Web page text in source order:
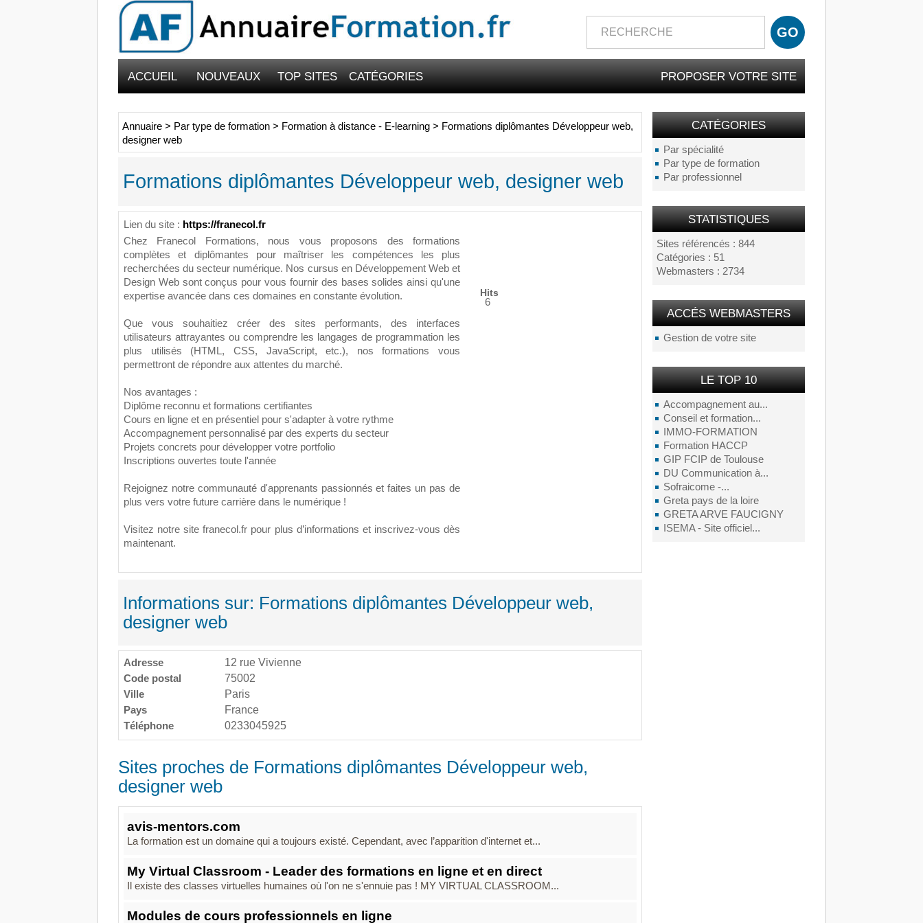
ACCUEIL NOUVEAUX TOP SITES CATÉGORIES PROPOSER VOTRE SITE
CATÉGORIES
Par spécialité
Par type de formation
Par professionnel
STATISTIQUES
Sites référencés : 844
Catégories : 51
Webmasters : 2734
ACCÉS WEBMASTERS
Gestion de votre site
LE TOP 10
Accompagnement au...
Conseil et formation...
IMMO-FORMATION
Formation HACCP
GIP FCIP de Toulouse
DU Communication à...
Sofraicome -...
Greta pays de la loire
GRETA ARVE FAUCIGNY
ISEMA - Site officiel...
Annuaire > Par type de formation > Formation à distance - E-learning > Formations diplômantes Développeur web,
designer web
Formations diplômantes Développeur web, designer web
Lien du site : https://franecol.fr
Chez Franecol Formations, nous vous proposons des formations
complètes et diplômantes pour maîtriser les compétences les plus
recherchées du secteur numérique. Nos cursus en Développement Web et
Design Web sont conçus pour vous fournir des bases solides ainsi qu'une
expertise avancée dans ces domaines en constante évolution.
Que vous souhaitiez créer des sites performants, des interfaces
utilisateurs attrayantes ou comprendre les langages de programmation les
plus utilisés (HTML, CSS, JavaScript, etc.), nos formations vous
permettront de répondre aux attentes du marché.
Nos avantages :
Diplôme reconnu et formations certifiantes
Cours en ligne et en présentiel pour s'adapter à votre rythme
Accompagnement personnalisé par des experts du secteur
Projets concrets pour développer votre portfolio
Inscriptions ouvertes toute l'année
Rejoignez notre communauté d'apprenants passionnés et faites un pas de
plus vers votre future carrière dans le numérique !
Visitez notre site franecol.fr pour plus d’informations et inscrivez-vous dès
maintenant.
Hits
6
Informations sur: Formations diplômantes Développeur web,
designer web
Adresse
12 rue Vivienne
Code postal
75002
Ville
Paris
Pays
France
Téléphone
0233045925
Sites proches de Formations diplômantes Développeur web,
designer web
avis-mentors.com
La formation est un domaine qui a toujours existé. Cependant, avec l’apparition d'internet et...
My Virtual Classroom - Leader des formations en ligne et en direct
Il existe des classes virtuelles humaines où l'on ne s'ennuie pas ! MY VIRTUAL CLASSROOM...
Modules de cours professionnels en ligne